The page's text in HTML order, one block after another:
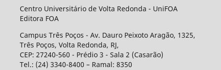
Centro Universitário de Volta Redonda - UniFOA
Editora FOA
Campus Três Poços - Av. Dauro Peixoto Aragão, 1325,
Três Poços, Volta Redonda, RJ,
CEP: 27240-560 - Prédio 3 - Sala 2 (Casarão)
Tel.: (24) 3340-8400 – Ramal: 8350